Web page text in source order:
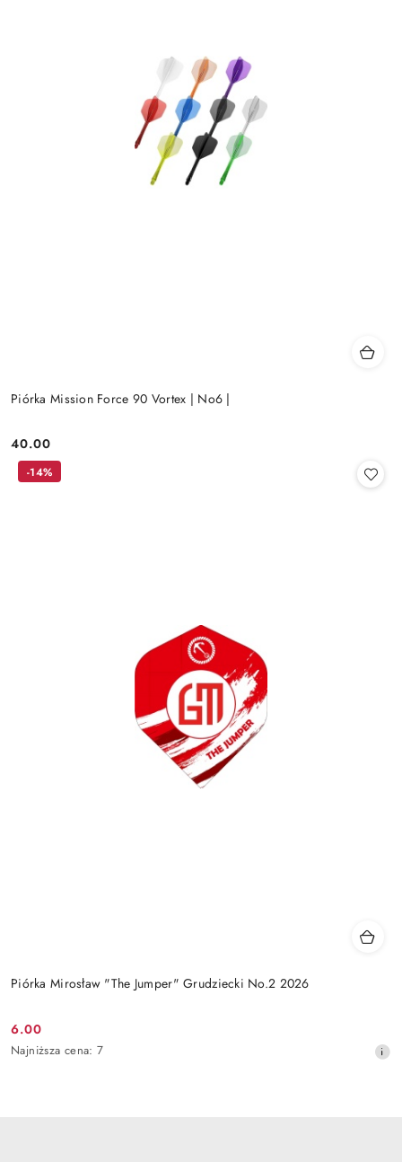
Piórka Mission Force 90 Vortex | No6 |
Cena:
40.00
Piórka Mirosław "The Jumper" Grudziecki No.2 2026
Cena
promocyjna:
6.00
Najniższa
Najniższa cena: 7
-14%